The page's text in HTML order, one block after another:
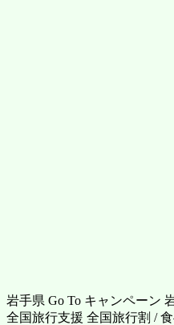
岩手県 Go To キャンペーン
全国旅行支援 全国旅行割 /